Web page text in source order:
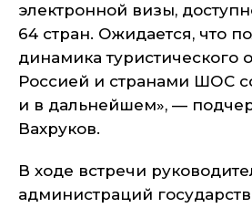
электронной визы,
64 стран. Ожидается, что
динамика туристического
Россией и странами ШОС
и в дальнейшем», —
Вахруков.
В ходе встречи
администраций